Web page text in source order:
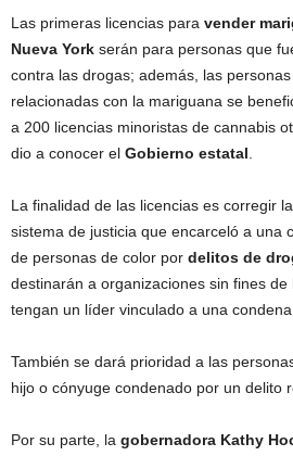
Las primeras licencias para vender
Nueva York serán para personas que
contra las drogas; además, las
relacionadas con la mariguana se
a 200 licencias minoristas de cannabis
dio a conocer el Gobierno estatal.
La finalidad de las licencias es corregir
sistema de justicia que encarceló a una
de personas de color por delitos de
destinarán a organizaciones sin fines
tengan un líder vinculado a una
También se dará prioridad a las
hijo o cónyuge condenado por un delito
Por su parte, la gobernadora Kathy